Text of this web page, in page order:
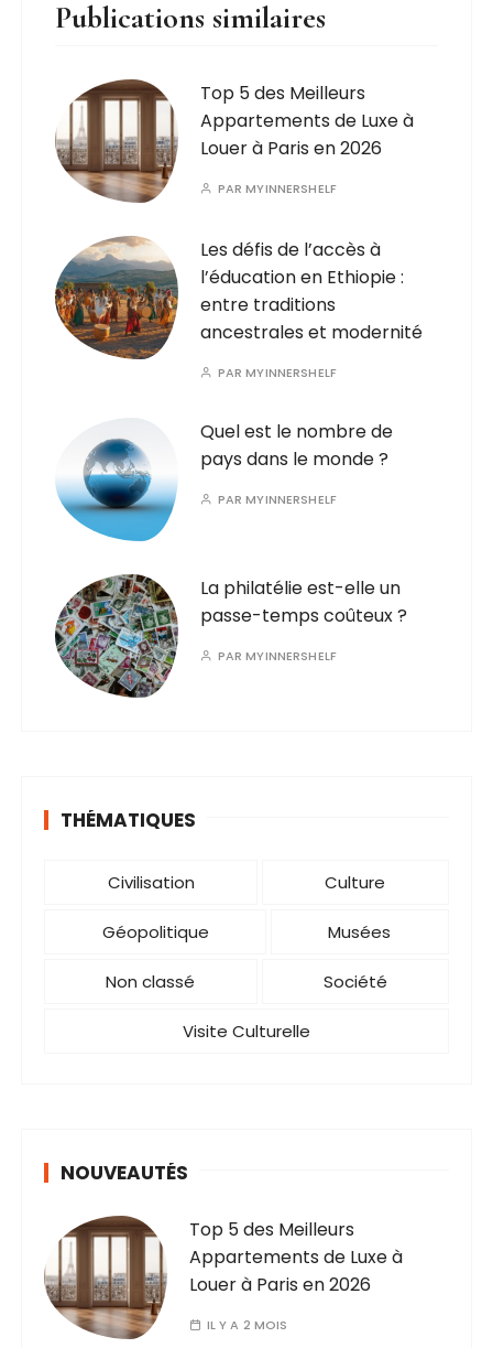
Publications similaires
Top 5 des Meilleurs
Appartements de Luxe à
Louer à Paris en 2026
PARMYINNERSHELF
Les défis de l’accès à
l’éducation en Ethiopie :
entre traditions
ancestrales et modernité
PARMYINNERSHELF
Quel est le nombre de
pays dans le monde ?
PARMYINNERSHELF
La philatélie est-elle un
passe-temps coûteux ?
PARMYINNERSHELF
THÉMATIQUES
Civilisation Culture
Géopolitique Musées
Non classé Société
Visite Culturelle
NOUVEAUTÉS
Top 5 des Meilleurs
Appartements de Luxe à
Louer à Paris en 2026
IL Y A 2 MOIS